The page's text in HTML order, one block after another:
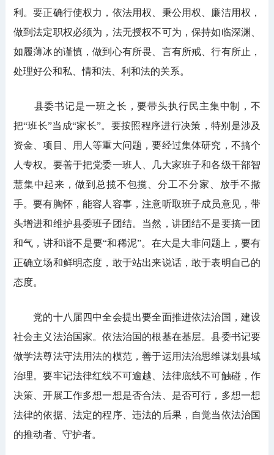
利。要正确行使权力，依法用权、秉公用权、廉洁用权，
做到法定职权必须为，法无授权不可为，保持如临深渊、
如履薄冰的谨慎，做到心有所畏、言有所戒、行有所止，
处理好公和私、情和法、利和法的关系。
县委书记是一班之长，要带头执行民主集中制，不
把“班长”当成“家长”。要按照程序进行决策，特别是涉及
资金、项目、用人等重大问题，要经过集体研究，不搞个
人专权。要善于把党委一班人、几大家班子和各级干部智
慧集中起来，做到总揽不包揽、分工不分家、放手不撒
手。要有胸怀，能容人容事，注意听取班子成员意见，带
头增进和维护县委班子团结。当然，讲团结不是要搞一团
和气，讲和谐不是要“和稀泥”。在大是大非问题上，要有
正确立场和鲜明态度，敢于站出来说话，敢于表明自己的
态度。
党的十八届四中全会提出要全面推进依法治国，建设
社会主义法治国家。依法治国的根基在基层。县委书记要
做学法尊法守法用法的模范，善于运用法治思维谋划县域
治理。要牢记法律红线不可逾越、法律底线不可触碰，作
决策、开展工作多想一想是否合法、是否可行，多想一想
法律的依据、法定的程序、违法的后果，自觉当依法治国
的推动者、守护者。